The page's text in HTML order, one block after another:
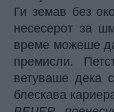
Ги земав без
несесерот за
време можеше
премисли.
ветуваше дека
блескава